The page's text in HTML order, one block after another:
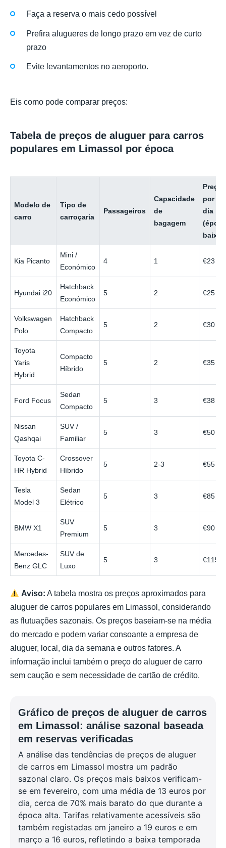
Faça a reserva o mais cedo possível
Prefira alugueres de longo prazo em vez de curto
prazo
Evite levantamentos no aeroporto.
Eis como pode comparar preços:
Tabela de preços de aluguer para carros
populares em Limassol por época
Modelo de
carro
Tipo de
carroçaria
Passageiros
Capacidade
de
bagagem
Preço
por
dia
baixa)
Kia Picanto
Mini /
Económico
4 1 €23
Hyundai i20
Hatchback
Económico
5 2 €25
Volkswagen
Polo
Hatchback
Compacto
5 2 €30
Toyota
Yaris
Hybrid
Compacto
Híbrido
5 2 €35
Ford Focus
Sedan
Compacto
5 3 €38
Nissan
Qashqai
SUV /
Familiar
5 3 €50
Toyota C-
HR Hybrid
Crossover
Híbrido
5 2-3 €55
Tesla
Model 3
Sedan
Elétrico
5 3 €85
BMW X1
SUV
Premium
5 3 €90
Mercedes-
Benz GLC
SUV de
Luxo
5 3 €115
Aviso: A tabela mostra os preços aproximados para
aluguer de carros populares em Limassol, considerando
as flutuações sazonais. Os preços baseiam-se na média
do mercado e podem variar consoante a empresa de
aluguer, local, dia da semana e outros fatores. A
informação inclui também o preço do aluguer de carro
sem caução e sem necessidade de cartão de crédito.
Gráfico de preços de aluguer de carros
em Limassol: análise sazonal baseada
em reservas verificadas
A análise das tendências de preços de aluguer
de carros em Limassol mostra um padrão
sazonal claro. Os preços mais baixos verificam-
se em fevereiro, com uma média de 13 euros por
dia, cerca de 70% mais barato do que durante a
época alta. Tarifas relativamente acessíveis são
também registadas em janeiro a 19 euros e em
março a 16 euros, refletindo a baixa temporada